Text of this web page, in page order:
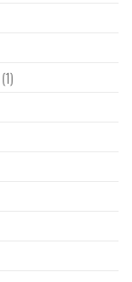
(1)